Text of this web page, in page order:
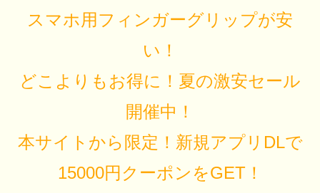
スマホ用フィンガーグリップが安
い！
どこよりもお得に！夏の激安セール
開催中！
本サイトから限定！新規アプリDLで
15000円クーポンをGET！